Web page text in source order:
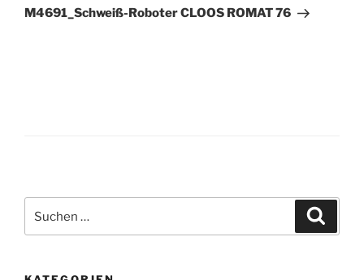
Beitrag
M4691_Schweiß-Roboter CLOOS ROMAT 76
nach: